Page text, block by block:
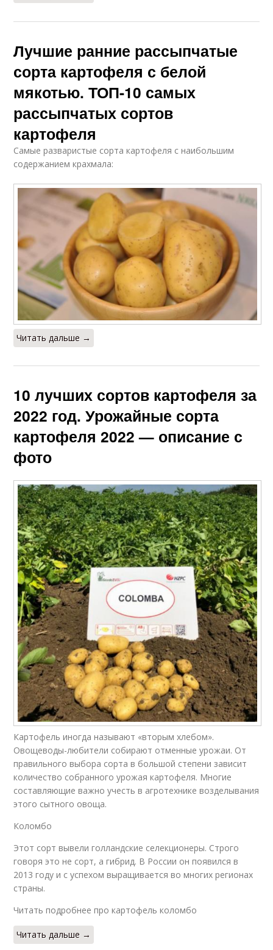
Лучшие ранние рассыпчатые
сорта картофеля с белой
мякотью. ТОП-10 самых
рассыпчатых сортов
картофеля
Самые разваристые сорта картофеля с наибольшим
содержанием крахмала:
Читать дальше →
10 лучших сортов картофеля за
2022 год. Урожайные сорта
картофеля 2022 — описание с
фото
Картофель иногда называют «вторым хлебом».
Овощеводы-любители собирают отменные урожаи. От
правильного выбора сорта в большой степени зависит
количество собранного урожая картофеля. Многие
составляющие важно учесть в агротехнике возделывания
этого сытного овоща.
Коломбо
Этот сорт вывели голландские селекционеры. Строго
говоря это не сорт, а гибрид. В России он появился в
2013 году и с успехом выращивается во многих регионах
страны.
Читать подробнее про картофель коломбо
Читать дальше →